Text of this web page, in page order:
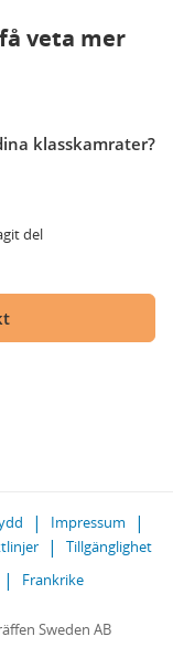
veta mer
klasskamrater?
del
Impressum
Tillgänglighet
Frankrike
Sweden AB